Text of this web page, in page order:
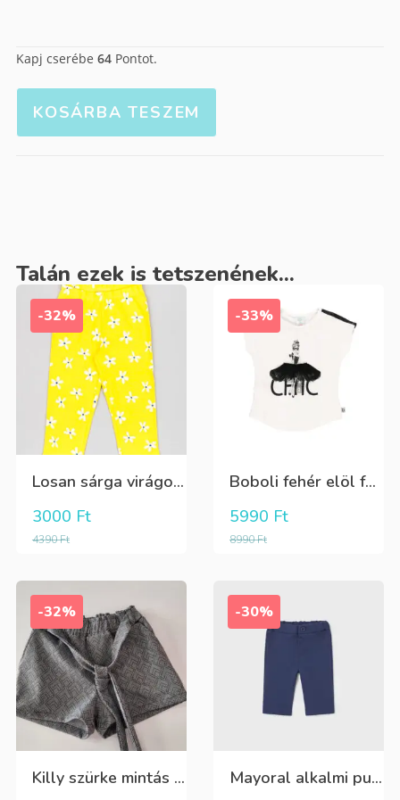
Kapj cserébe 64Pontot.
KOSÁRBA TESZEM
Talán ezek is tetszenének...
-32%
Losan sárga virágos 3/4-es leggings
4390Ft
3000 Ft
-33%
Boboli fehér elöl fekete tüll+gyöngyös csini póló
8990Ft
5990 Ft
-32%
Killy szürke mintás rövidnadrág
-30%
Mayoral alkalmi puha kék élre vasalt nadrág, behúzható derékrésszel